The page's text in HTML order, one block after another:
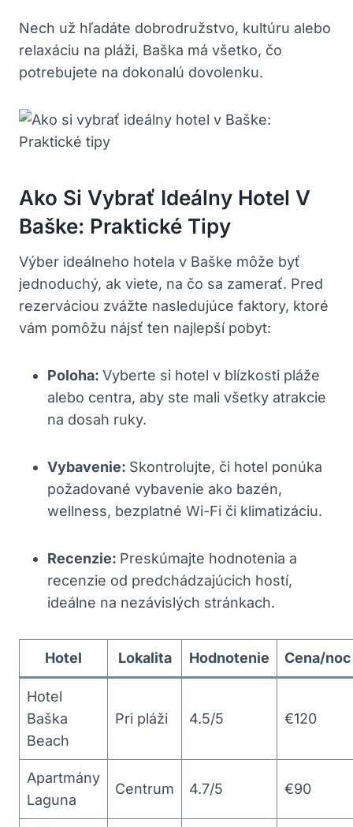
Nech už hľadáte dobrodružstvo, kultúru alebo
relaxáciu na pláži, Baška má všetko, čo
potrebujete na dokonalú dovolenku.
Ako Si Vybrať Ideálny Hotel V
Baške: Praktické Tipy
Výber ideálneho hotela v Baške môže byť
jednoduchý, ak viete, na čo sa zamerať. Pred
rezerváciou zvážte nasledujúce faktory, ktoré
vám pomôžu nájsť ten najlepší pobyt:
Poloha: Vyberte si hotel v blízkosti pláže
alebo centra, aby ste mali všetky atrakcie
na dosah ruky.
Vybavenie: Skontrolujte, či hotel ponúka
požadované vybavenie ako bazén,
wellness, bezplatné Wi-Fi či klimatizáciu.
Recenzie: Preskúmajte hodnotenia a
recenzie od predchádzajúcich hostí,
ideálne na nezávislých stránkach.
Hotel Lokalita Hodnotenie Cena/noc
Hotel
Baška
Beach
Pri pláži 4.5/5 €120
Apartmány
Laguna
Centrum 4.7/5 €90